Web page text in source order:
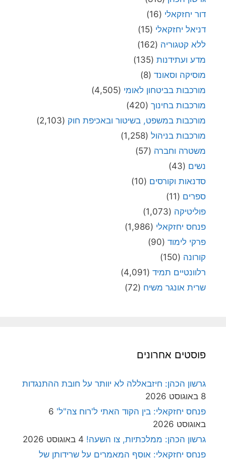
דור יחזקאלי (16)
דניאל יחזקאלי (15)
ללא קטגוריה (162)
מדע ועתידנות (135)
מוסיקה וסאונד (8)
מורכבות בביטחון לאומי (4,505)
מורכבות בחינוך (420)
מורכבות במשפט, בשיטור ובאכיפת חוק (2,103)
מורכבות בניהול (1,258)
משטרה וחברה (57)
נשים (43)
סדנאות וקורסים (10)
ספרים (11)
פוליטיקה (1,073)
פנחס יחזקאלי (1,986)
פרקי לימוד (90)
קורונה (150)
רלוונטיים תמיד (4,091)
שרית אונגר משיח (72)
פוסטים אחרונים
גרשון הכהן: חיזבאללה לא יוותר על חובת ההתנגדות
8 באוגוסט 2026
פנחס יחזקאלי: בין הקוד האתי ל'רוח צה"ל' 6
באוגוסט 2026
גרשון הכהן: ממלכתיות, צו השעה! 4 באוגוסט 2026
פנחס יחזקאלי: אוסף המאמרים על שרידותן של